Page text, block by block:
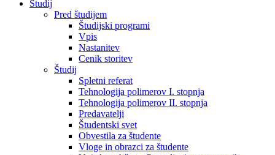
Študij
Pred študijem
Študijski programi
Vpis
Nastanitev
Cenik storitev
Študij
Spletni referat
Tehnologija polimerov I. stopnja
Tehnologija polimerov II. stopnja
Predavatelji
Študentski svet
Obvestila za študente
Vloge in obrazci za študente